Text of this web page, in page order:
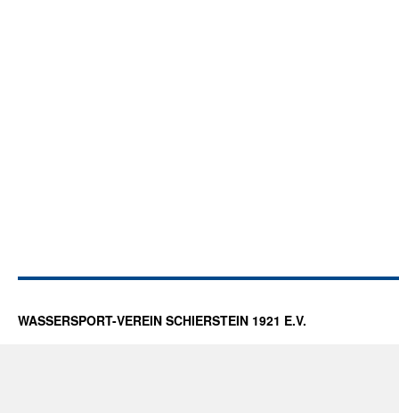
WASSERSPORT-VEREIN SCHIERSTEIN 1921 E.V.